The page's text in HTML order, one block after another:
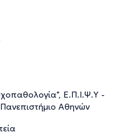
Ε.Π.Ι.Ψ.Υ -
Αθηνών